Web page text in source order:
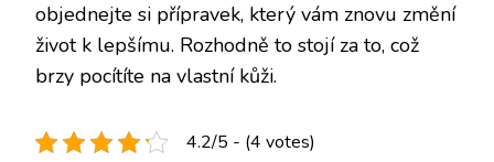
objednejte si přípravek, který vám znovu změní
život k lepšímu. Rozhodně to stojí za to, což
brzy pocítíte na vlastní kůži.
4.2/5 - (4 votes)